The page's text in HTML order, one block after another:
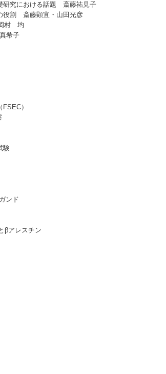
研究における話題 斎藤祐見子
役割 斎藤顕宜・山田光彦
村 均
希子
）
験
ンド
βアレスチン